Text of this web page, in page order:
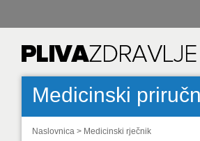
Medicinski
Naslovnica > Medicinski rječnik